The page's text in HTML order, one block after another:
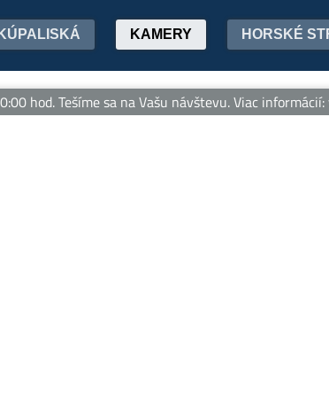
KÚPALISKÁ KAMERY HORSKÉ
Tešíme sa na Vašu návštevu. Viac informácií: